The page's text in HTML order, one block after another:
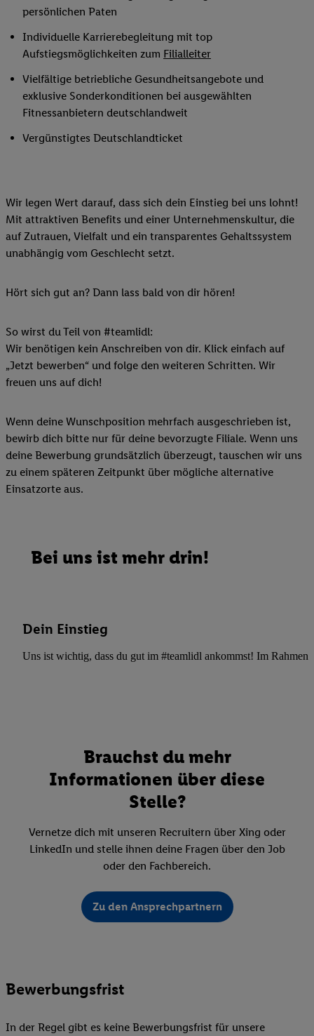
persönlichen Paten
Individuelle Karrierebegleitung mit top
Aufstiegsmöglichkeiten zum Filialleiter
Vielfältige betriebliche Gesundheitsangebote und
exklusive Sonderkonditionen bei ausgewählten
Fitnessanbietern deutschlandweit
Vergünstigtes Deutschlandticket
Wir legen Wert darauf, dass sich dein Einstieg bei uns lohnt!
Mit attraktiven Benefits und einer Unternehmenskultur, die
auf Zutrauen, Vielfalt und ein transparentes Gehaltssystem
unabhängig vom Geschlecht setzt.
Hört sich gut an? Dann lass bald von dir hören!
So wirst du Teil von #teamlidl:
Wir benötigen kein Anschreiben von dir. Klick einfach auf
„Jetzt bewerben“ und folge den weiteren Schritten. Wir
freuen uns auf dich!
Wenn deine Wunschposition mehrfach ausgeschrieben ist,
bewirb dich bitte nur für deine bevorzugte Filiale. Wenn uns
deine Bewerbung grundsätzlich überzeugt, tauschen wir uns
zu einem späteren Zeitpunkt über mögliche alternative
Einsatzorte aus.
Bei uns ist mehr drin!
Dein Einstieg
Uns ist wichtig, dass du gut im #teamlidl ankommst! Im Rahmen
Brauchst du mehr
Informationen über diese
Stelle?
Vernetze dich mit unseren Recruitern über Xing oder
LinkedIn und stelle ihnen deine Fragen über den Job
oder den Fachbereich.
Zu den Ansprechpartnern
Bewerbungsfrist
In der Regel gibt es keine Bewerbungsfrist für unsere